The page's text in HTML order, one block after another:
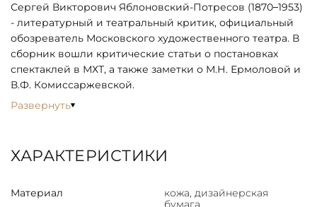
Сергей Викторович Яблоновский-Потресов (1870–1953)
- литературный и театральный критик, официальный
обозреватель Московского художественного театра. В
сборник вошли критические статьи о постановках
спектаклей в МХТ, а также заметки о М.Н. Ермоловой и
В.Ф. Комиссаржевской.
Развернуть
ХАРАКТЕРИСТИКИ
Материал
кожа, дизайнерская
бумага